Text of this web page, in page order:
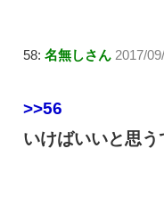
58: 名無しさん 2017/
>>56
いけばいいと思